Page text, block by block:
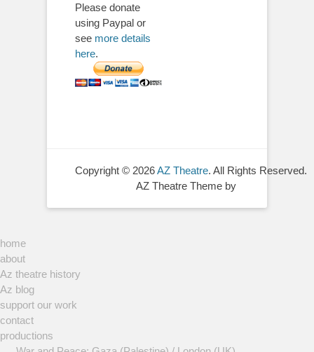
Please donate
using Paypal or
see more details
here.
Copyright © 2026AZ Theatre. All Rights Reserved.
AZ Theatre Theme by
home
about
Az theatre history
Az blog
support our work
contact
productions